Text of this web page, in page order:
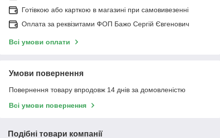
Готівкою або карткою в магазині при самовивезенні
Оплата за реквізитами ФОП Бажо Сергій Євгенович
Всі умови оплати
Умови повернення
Повернення товару впродовж 14 днів за домовленістю
Всі умови повернення
Подібні товари компанії